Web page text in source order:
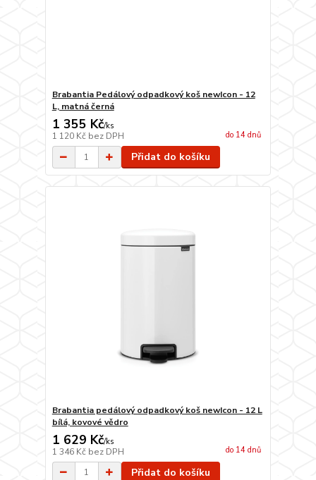
Brabantia Pedálový odpadkový koš newIcon - 12
L, matná černá
1 355 Kč/ks
1 120 Kč bez DPH do 14 dnů
Přidat do košíku
Brabantia pedálový odpadkový koš newIcon - 12 L
bílá, kovové vědro
1 629 Kč/ks
1 346 Kč bez DPH do 14 dnů
Přidat do košíku